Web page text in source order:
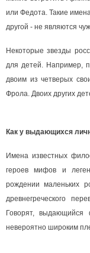
или Федота. Такие
другой - не являются
Некоторые звезды
для детей. Например,
двоим из четверых
Фрола. Двоих других
Как у выдающихся
Имена известных
героев мифов и
рождении маленьких
древнегреческого
Говорят,
невероятно широким